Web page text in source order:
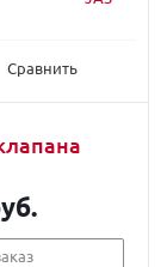
Сравнить